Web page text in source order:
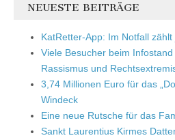
NEUESTE BEITRÄGE
KatRetter-App: Im Notfall
Viele Besucher beim
Rassismus und
3,74 Millionen Euro für das
Windeck
Eine neue Rutsche für das
Sankt Laurentius Kirmes